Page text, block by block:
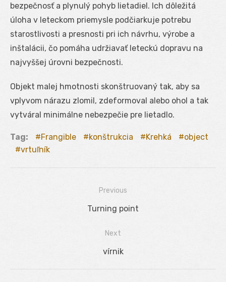
bezpečnosť a plynulý pohyb lietadiel. Ich dôležitá
úloha v leteckom priemysle podčiarkuje potrebu
starostlivosti a presnosti pri ich návrhu, výrobe a
inštalácii, čo pomáha udržiavať leteckú dopravu na
najvyššej úrovni bezpečnosti.
Objekt malej hmotnosti skonštruovaný tak, aby sa
vplyvom nárazu zlomil, zdeformoval alebo ohol a tak
vytváral minimálne nebezpečie pre lietadlo.
Tag: Frangible konštrukcia Krehká
object
vrtuľník
Previous
Previous
Turning point
Next
Next
vírnik